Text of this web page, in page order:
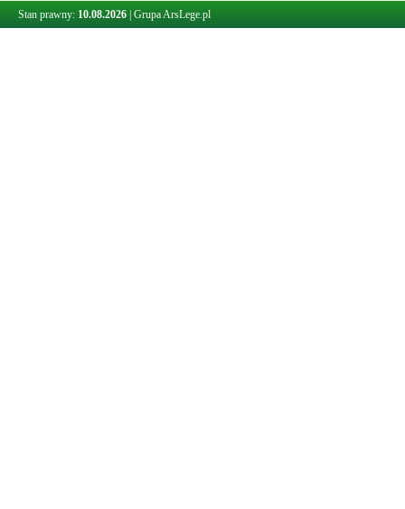
Stan prawny: 10.08.2026 Grupa ArsLege.pl